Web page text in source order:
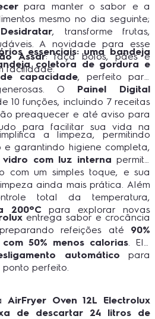
para manter o sabor e a
mesmo no dia seguinte;
, transforme frutas,
A novidade para esse
Assar: faça bolos, pães e
facilidade.
essenciais: uma bandeja
coletora de gordura e
capacidade, perfeito para
O Painel Digital
10 funções, incluindo 7 receitas
preaquecer e até aviso para
para facilitar sua vida na
a limpeza, permitindo
garantindo higiene completa,
com luz interna permite
com um simples toque, e sua
ainda mais prática. Além
total da temperatura,
200ºC para explorar novas
entrega sabor e crocância
refeições até 90%
50% menos calorias. Ela
automático para
perfeito.
AirFryer Oven 12L Electrolux
de descartar 24 litros de